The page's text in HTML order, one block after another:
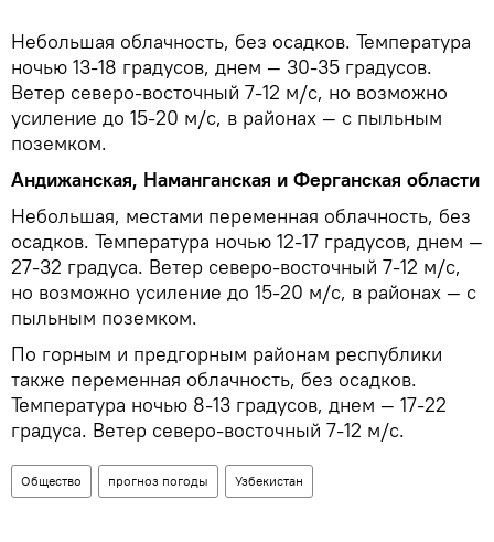
Небольшая облачность, без осадков. Температура
ночью 13-18 градусов, днем — 30-35 градусов.
Ветер северо-восточный 7-12 м/с, но возможно
усиление до 15-20 м/с, в районах — с пыльным
поземком.
Андижанская, Наманганская и Ферганская области
Небольшая, местами переменная облачность, без
осадков. Температура ночью 12-17 градусов, днем —
27-32 градуса. Ветер северо-восточный 7-12 м/с,
но возможно усиление до 15-20 м/с, в районах — с
пыльным поземком.
По горным и предгорным районам республики
также переменная облачность, без осадков.
Температура ночью 8-13 градусов, днем — 17-22
градуса. Ветер северо-восточный 7-12 м/с.
Общество прогноз погоды Узбекистан